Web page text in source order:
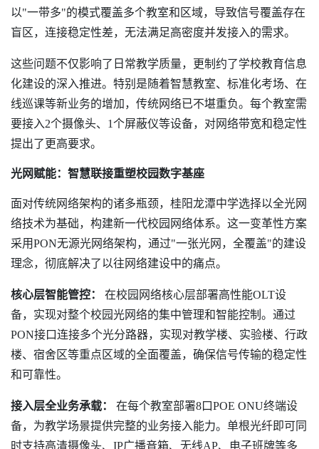
以"一带多"的模式覆盖多个教室和区域，导致信号覆盖存在
盲区，连接稳定性差，无法满足高密度并发接入的需求。
这些问题不仅影响了日常教学质量，更制约了学校教育信息
化建设的深入推进。特别是随着智慧教室、标准化考场、在
线巡课等新业务的增加，传统网络已不堪重负。每个教室需
要接入2个摄像头、1个屏蔽仪等设备，对网络带宽和稳定性
提出了更高要求。
光网赋能：智慧联接重塑校园数字基座
面对传统网络架构的诸多瓶颈，桂阳龙潭中学选择以全光网
络技术为基础，构建新一代校园网络体系。这一变革性方案
采用PON无源光网络架构，通过"一张光网，全覆盖"的建设
理念，彻底解决了以往网络建设中的痛点。
核心层智能管控：
在校园网络核心层部署高性能OLT设
备，实现对整个校园光网络的集中管理和智能控制。通过
PON接口连接多个光分路器，实现对教学楼、实验楼、行政
楼、宿舍区等重点区域的全面覆盖，确保信号传输的稳定性
和可靠性。
接入层全业务承载： 在每个教室部署8口POE ONU终端设
备，为教学场景提供完整的业务接入能力。单根光纤即可同
时支持高清摄像头、IP广播音箱、无线AP、电子班牌等多